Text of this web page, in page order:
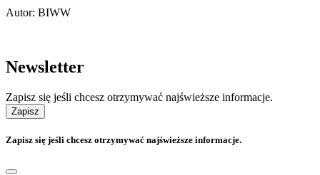
Autor: BIWW
Newsletter
Zapisz się jeśli chcesz otrzymywać najświeższe informacje.
Zapisz
Zapisz się jeśli chcesz otrzymywać najświeższe informacje.